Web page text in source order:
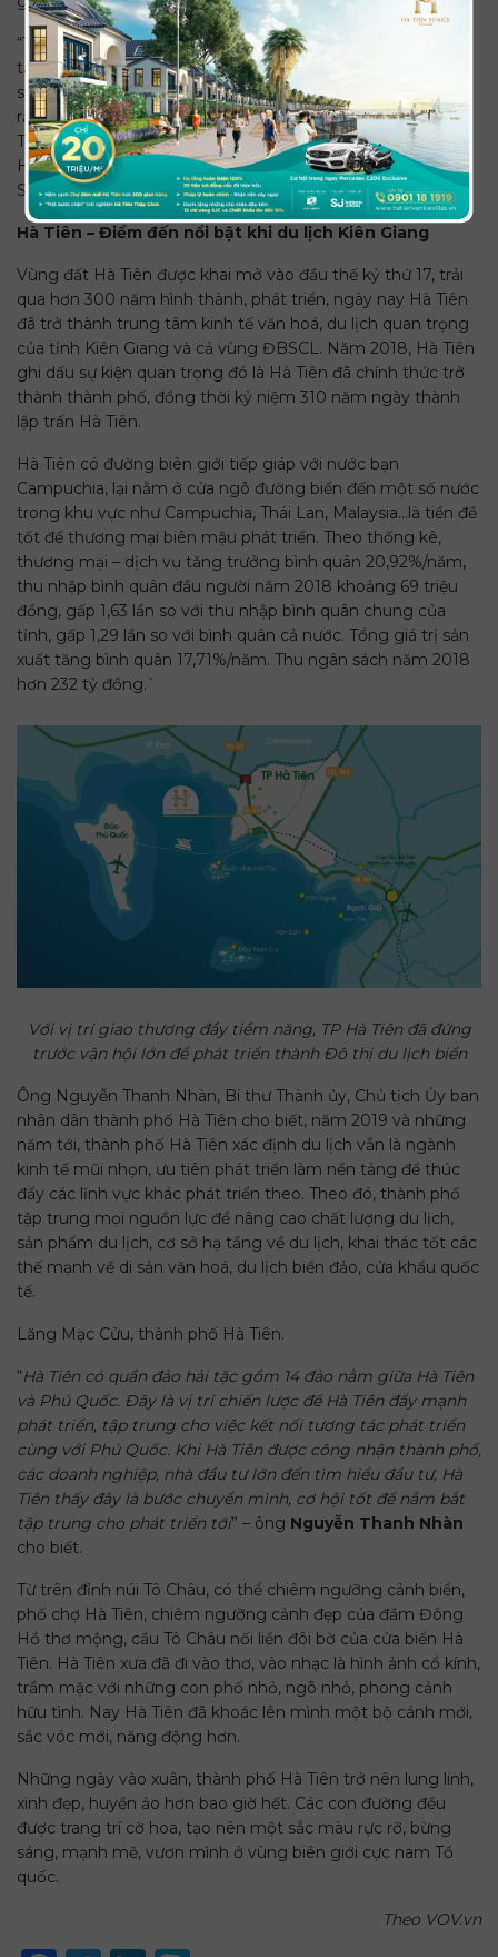
“Trước đây, lễ hội Tao Đàn Chiêu Anh Các, các văn thơ đều
tập trung ở ngoài công viên, còn năm nay tất cả văn nghệ
sỹ sẽ tập trung tại nhà kỷ niệm tao đàn ở lăng Mạc Cửu. Tôi
rất tự hào. Lúc tôi còn nhỏ, Hà Tiên rất hoang sơ, tới giờ Hà
Tiên rất khang trang và tự hào cho dân Hà Tiên” – ông
Huỳnh Văn Năm, thành viên Ban Bảo vệ di tích núi Bình
San cho biết.
Hà Tiên – Điểm đến nổi bật khi du lịch Kiên Giang
Vùng đất Hà Tiên được khai mở vào đầu thế kỷ thứ 17, trải
qua hơn 300 năm hình thành, phát triển, ngày nay Hà Tiên
đã trở thành trung tâm kinh tế văn hoá, du lịch quan trọng
của tỉnh Kiên Giang và cả vùng ĐBSCL. Năm 2018, Hà Tiên
ghi dấu sự kiện quan trọng đó là Hà Tiên đã chính thức trở
thành thành phố, đồng thời kỷ niệm 310 năm ngày thành
lập trấn Hà Tiên.
Hà Tiên có đường biên giới tiếp giáp với nước bạn
Campuchia, lại nằm ở cửa ngõ đường biển đến một số nước
trong khu vực như Campuchia, Thái Lan, Malaysia…là tiền đề
tốt để thương mại biên mậu phát triển. Theo thống kê,
thương mại – dịch vụ tăng trưởng bình quân 20,92%/năm,
thu nhập bình quân đầu người năm 2018 khoảng 69 triệu
đồng, gấp 1,63 lần so với thu nhập bình quân chung của
tỉnh, gấp 1,29 lần so với bình quân cả nước. Tổng giá trị sản
xuất tăng bình quân 17,71%/năm. Thu ngân sách năm 2018
hơn 232 tỷ đồng.`
Với vị trí giao thương đầy tiềm năng, TP Hà Tiên đã đứng
trước vận hội lớn để phát triển thành Đô thị du lịch biển
Ông Nguyễn Thanh Nhàn, Bí thư Thành ủy, Chủ tịch Ủy ban
nhân dân thành phố Hà Tiên cho biết, năm 2019 và những
năm tới, thành phố Hà Tiên xác định du lịch vẫn là ngành
kinh tế mũi nhọn, ưu tiên phát triển làm nền tảng để thúc
đẩy các lĩnh vực khác phát triển theo. Theo đó, thành phố
tập trung mọi nguồn lực để nâng cao chất lượng du lịch,
sản phẩm du lịch, cơ sở hạ tầng về du lịch, khai thác tốt các
thế mạnh về di sản văn hoá, du lịch biển đảo, cửa khẩu quốc
tế.
Lăng Mạc Cửu, thành phố Hà Tiên.
“Hà Tiên có quần đảo hải tặc gồm 14 đảo nằm giữa Hà Tiên
và Phú Quốc. Đây là vị trí chiến lược để Hà Tiên đẩy mạnh
phát triển, tập trung cho việc kết nối tương tác phát triển
cùng với Phú Quốc. Khi Hà Tiên được công nhận thành phố,
các doanh nghiệp, nhà đầu tư lớn đến tìm hiểu đầu tư, Hà
Tiên thấy đây là bước chuyển mình, cơ hội tốt để nắm bắt
tập trung cho phát triển tới” – ông Nguyễn Thanh Nhàn
cho biết.
Từ trên đỉnh núi Tô Châu, có thể chiêm ngưỡng cảnh biển,
phố chợ Hà Tiên, chiêm ngưỡng cảnh đẹp của đầm Đông
Hồ thơ mộng, cầu Tô Châu nối liền đôi bờ của cửa biển Hà
Tiên. Hà Tiên xưa đã đi vào thơ, vào nhạc là hình ảnh cổ kính,
trầm mặc với những con phố nhỏ, ngõ nhỏ, phong cảnh
hữu tình. Nay Hà Tiên đã khoác lên mình một bộ cánh mới,
sắc vóc mới, năng động hơn.
Những ngày vào xuân, thành phố Hà Tiên trở nên lung linh,
xinh đẹp, huyền ảo hơn bao giờ hết. Các con đường đều
được trang trí cờ hoa, tạo nên một sắc màu rực rỡ, bừng
sáng, mạnh mẽ, vươn mình ở vùng biên giới cực nam Tổ
quốc.
Theo VOV.vn